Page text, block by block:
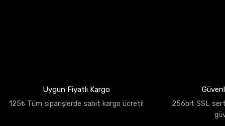
Uygun Fiyatlı Kargo
125₺ Tüm siparişlerde sabit kargo ücreti!
256bit SSL